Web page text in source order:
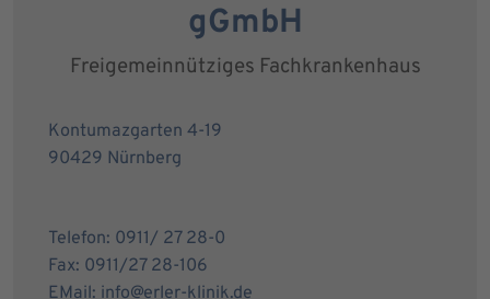
gGmbH
Freigemeinnütziges Fachkrankenhaus
Kontumazgarten 4-19
90429 Nürnberg
Telefon: 0911/ 27 28-0
Fax: 0911/27 28-106
EMail: info@erler-klinik.de